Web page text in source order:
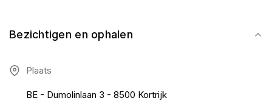
Bezichtigen en ophalen
Plaats
BE - Dumolinlaan 3 - 8500 Kortrijk